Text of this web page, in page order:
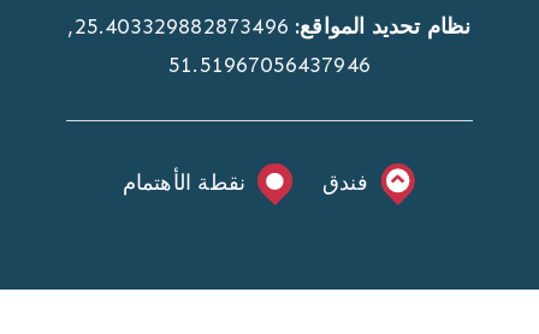
نظام تحديد المواقع
25.403329882873496,
51.51967056437946
فندق نقطة الأهتمام